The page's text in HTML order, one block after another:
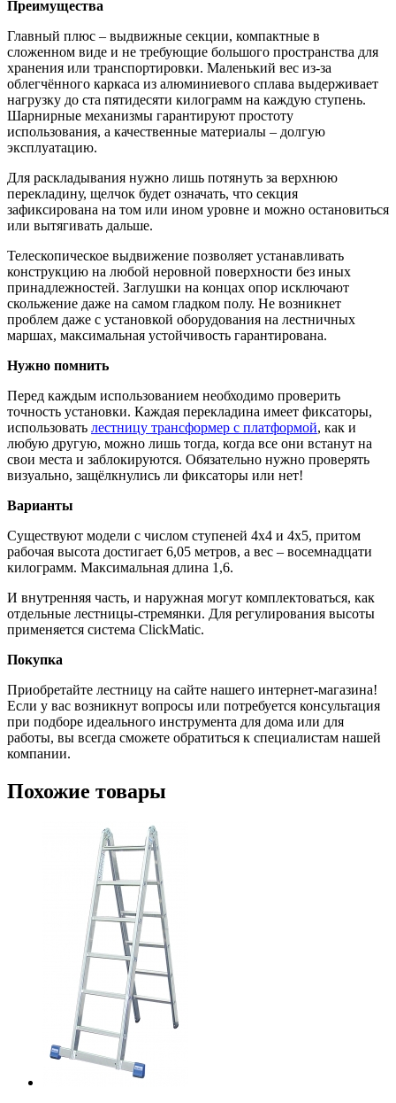
Преимущества
Главный плюс – выдвижные секции, компактные в
сложенном виде и не требующие большого пространства для
хранения или транспортировки. Маленький вес из-за
облегчённого каркаса из алюминиевого сплава выдерживает
нагрузку до ста пятидесяти килограмм на каждую ступень.
Шарнирные механизмы гарантируют простоту
использования, а качественные материалы – долгую
эксплуатацию.
Для раскладывания нужно лишь потянуть за верхнюю
перекладину, щелчок будет означать, что секция
зафиксирована на том или ином уровне и можно остановиться
или вытягивать дальше.
Телескопическое выдвижение позволяет устанавливать
конструкцию на любой неровной поверхности без иных
принадлежностей. Заглушки на концах опор исключают
скольжение даже на самом гладком полу. Не возникнет
проблем даже с установкой оборудования на лестничных
маршах, максимальная устойчивость гарантирована.
Нужно помнить
Перед каждым использованием необходимо проверить
точность установки. Каждая перекладина имеет фиксаторы,
использовать лестницу трансформер с платформой, как и
любую другую, можно лишь тогда, когда все они встанут на
свои места и заблокируются. Обязательно нужно проверять
визуально, защёлкнулись ли фиксаторы или нет!
Варианты
Существуют модели с числом ступеней 4x4 и 4x5, притом
рабочая высота достигает 6,05 метров, а вес – восемнадцати
килограмм. Максимальная длина 1,6.
И внутренняя часть, и наружная могут комплектоваться, как
отдельные лестницы-стремянки. Для регулирования высоты
применяется система ClickMatic.
Покупка
Приобретайте лестницу на сайте нашего интернет-магазина!
Если у вас возникнут вопросы или потребуется консультация
при подборе идеального инструмента для дома или для
работы, вы всегда сможете обратиться к специалистам нашей
компании.
Похожие товары